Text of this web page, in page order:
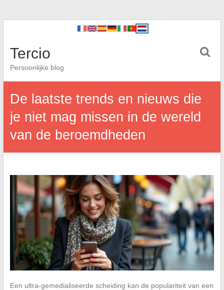
Tercio
Persoonlijke blog
De laatste trends en nieuws die
je niet mag missen in de wereld
van de beroemdheden
Een ultra-gemedialiseerde scheiding kan de populariteit van een